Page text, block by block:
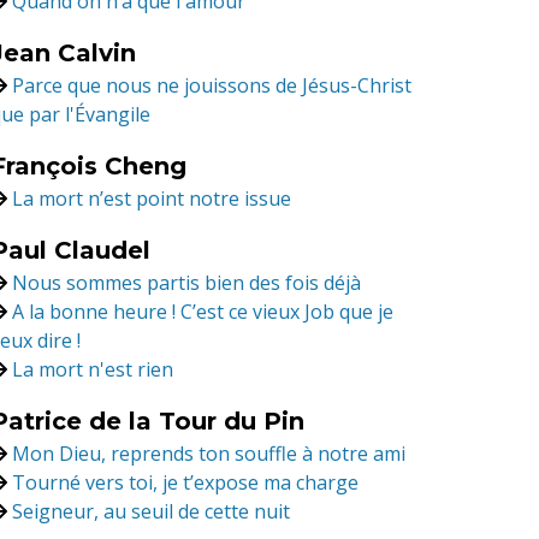
Calvin
Parce que nous ne jouissons de Jésus-Christ
par l'Évangile
Cheng
La mort n’est point notre issue
Claudel
Nous sommes partis bien des fois déjà
A la bonne heure ! C’est ce vieux Job que je
dire !
La mort n'est rien
de la Tour du Pin
Mon Dieu, reprends ton souffle à notre ami
Tourné vers toi, je t’expose ma charge
Seigneur, au seuil de cette nuit